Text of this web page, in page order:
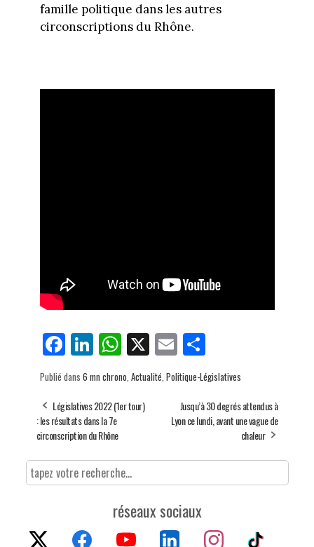
famille politique dans les autres
circonscriptions du Rhône.
Fa
ce
bo
ok
Li
nk
ed
In
W
ha
ts
Ap
X E
m
ail
Pa
rt
ag
er
Publié dans 6 mn chrono Actualité Politique-Législatives
Législatives 2022 (1er tour)
: les résultats dans la 7e
circonscription du Rhône
Jusqu’à 30 degrés attendus à
Lyon ce lundi, avant une vague de
chaleur
réseaux sociaux